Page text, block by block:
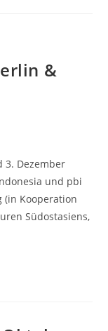
&
3. Dezember
und pbi
(in Kooperation
Südostasiens,